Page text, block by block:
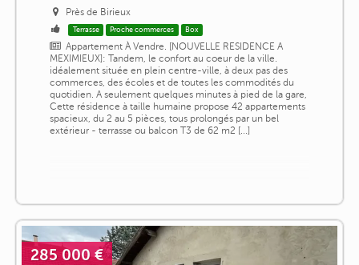
Près de Birieux
Terrasse Proche commerces Box
Appartement À Vendre. [NOUVELLE RESIDENCE A
MEXIMIEUX]: Tandem, le confort au coeur de la ville.
idéalement située en plein centre-ville, à deux pas des
commerces, des écoles et de toutes les commodités du
quotidien. A seulement quelques minutes à pied de la gare,
Cette résidence à taille humaine propose 42 appartements
spacieux, du 2 au 5 pièces, tous prolongés par un bel
extérieur - terrasse ou balcon T3 de 62 m2 [...]
285 000 €